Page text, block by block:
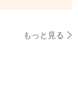
もっと見る